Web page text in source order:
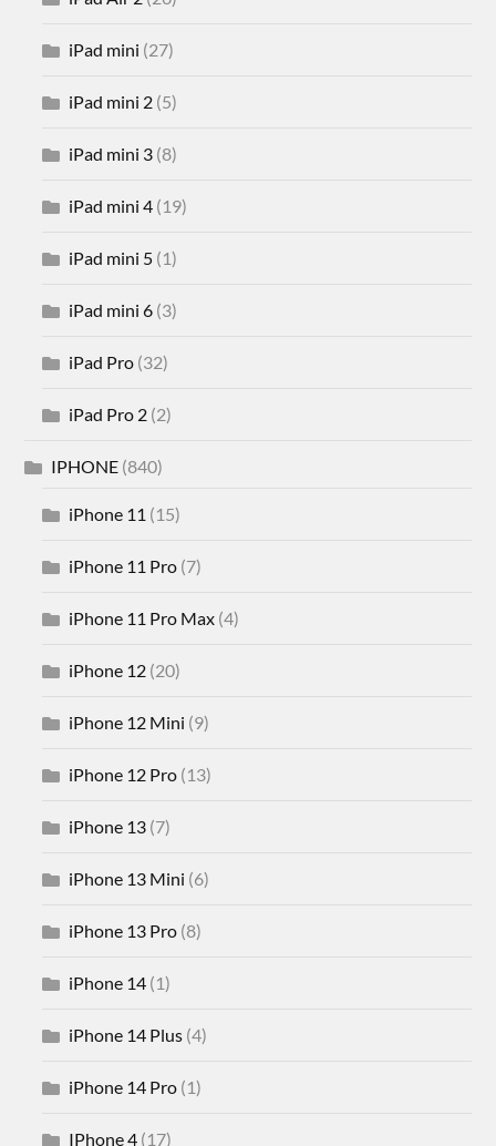
iPad mini (27)
iPad mini 2 (5)
iPad mini 3 (8)
iPad mini 4 (19)
iPad mini 5 (1)
iPad mini 6 (3)
iPad Pro (32)
iPad Pro 2 (2)
IPHONE (840)
iPhone 11 (15)
iPhone 11 Pro (7)
iPhone 11 Pro Max (4)
iPhone 12 (20)
iPhone 12 Mini (9)
iPhone 12 Pro (13)
iPhone 13 (7)
iPhone 13 Mini (6)
iPhone 13 Pro (8)
iPhone 14 (1)
iPhone 14 Plus (4)
iPhone 14 Pro (1)
IPhone 4 (17)